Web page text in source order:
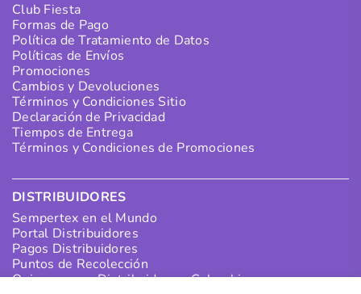
Club Fiesta
Formas de Pago
Política de Tratamiento de Datos
Políticas de Envíos
Promociones
Cambios y Devoluciones
Términos y Condiciones Sitio
Declaración de Privacidad
Tiempos de Entrega
Términos y Condiciones de Promociones
DISTRIBUIDORES
Sempertex en el Mundo
Portal Distribuidores
Pagos Distribuidores
Puntos de Recolección
Quiero ser un Distribuidor en Colombia